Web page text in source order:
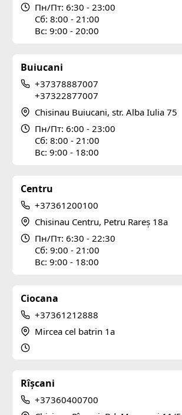
Пн/Пт: 6:30 - 23:00
Сб: 8:00 - 21:00
Вс: 9:00 - 20:00
Buiucani
+37378887007
+37322877007
Chisinau Buiucani, str. Alba Iulia 75
Пн/Пт: 6:00 - 23:00
Сб: 8:00 - 21:00
Вс: 9:00 - 18:00
Centru
+37361200100
Chisinau Centru, Petru Rareș 18a
Пн/Пт: 6:30 - 22:30
Сб: 9:00 - 21:00
Вс: 9:00 - 18:00
Ciocana
+37361212888
Mircea cel batrin 1a
Rîșcani
+37360400700